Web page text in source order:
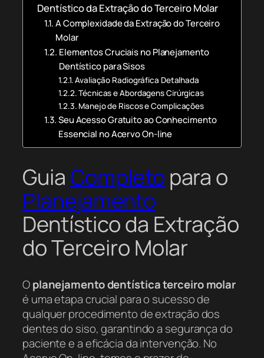
Dentístico da Extração do Terceiro Molar
A Complexidade da Extração do Terceiro
Molar
Elementos Cruciais no Planejamento
Dentístico para Sisos
Avaliação Radiográfica Detalhada
Técnicas e Abordagens Cirúrgicas
Manejo de Riscos e Complicações
Seu Acesso Gratuito ao Conhecimento
Essencial no Acervo On-line
Guia Completo para o
Planejamento
Dentístico da Extração
do Terceiro Molar
Oplanejamento dentística terceiro molar
é uma etapa crucial para o sucesso de
qualquer procedimento de extração dos
dentes do siso, garantindo a segurança do
paciente e a eficácia da intervenção. No